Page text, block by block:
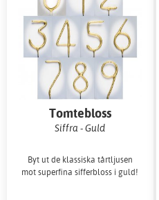
Tomtebloss
Siffra - Guld
Byt ut de klassiska tårtljusen
mot superfina sifferbloss i guld!